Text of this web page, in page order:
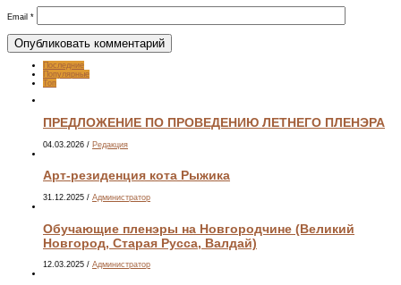
Email *
Последние
Популярные
Топ
ПРЕДЛОЖЕНИЕ ПО ПРОВЕДЕНИЮ ЛЕТНЕГО ПЛЕНЭРА
04.03.2026 / Редакция
Арт-резиденция кота Рыжика
31.12.2025 / Администратор
Обучающие пленэры на Новгородчине (Великий
Новгород, Старая Русса, Валдай)
12.03.2025 / Администратор